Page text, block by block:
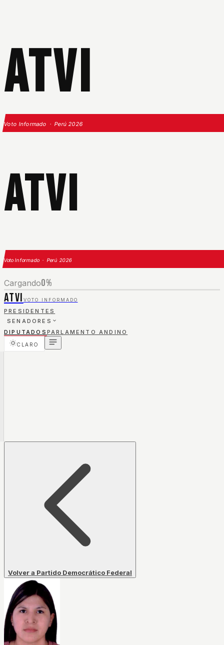
ATVI
Voto Informado · Perú 2026
ATVI
Voto Informado · Perú 2026
Cargando0%
ATVI VOTO INFORMADO
PRESIDENTES
SENADORES
DIPUTADOS PARLAMENTO ANDINO
CLARO
Volver a Partido Democrático Federal